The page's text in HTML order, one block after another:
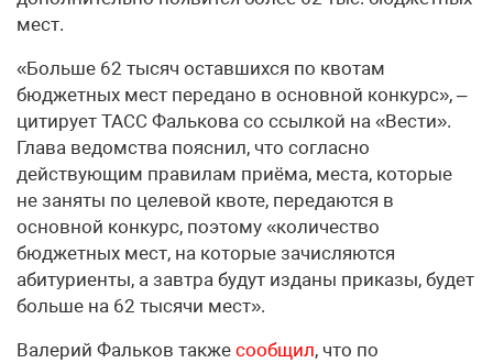
мест.
«Больше 62 тысяч оставшихся по квотам
бюджетных мест передано в основной конкурс», –
цитирует ТАСС Фалькова со ссылкой на «Вести».
Глава ведомства пояснил, что согласно
действующим правилам приёма, места, которые
не заняты по целевой квоте, передаются в
основной конкурс, поэтому «количество
бюджетных мест, на которые зачисляются
абитуриенты, а завтра будут изданы приказы, будет
больше на 62 тысячи мест».
Валерий Фальков также сообщил, что по